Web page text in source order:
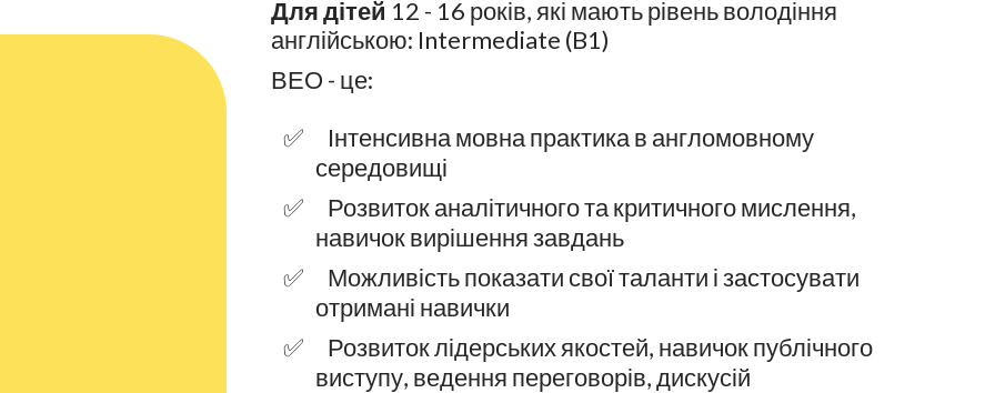
Для дітей 12 - 16 років, які мають рівень володіння
англійською: Intermediate (B1)
ВЕО - це:
Інтенсивна мовна практика в англомовному
середовищі
Розвиток аналітичного та критичного мислення,
навичок вирішення завдань
Можливість показати свої таланти і застосувати
отримані навички
Розвиток лідерських якостей, навичок публічного
виступу, ведення переговорів, дискусій